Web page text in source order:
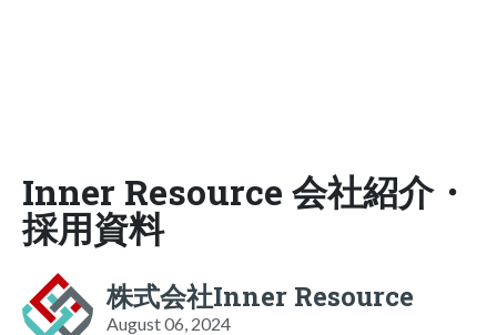
Inner Resource 会社紹介・
採用資料
株式会社Inner Resource
August 06, 2024